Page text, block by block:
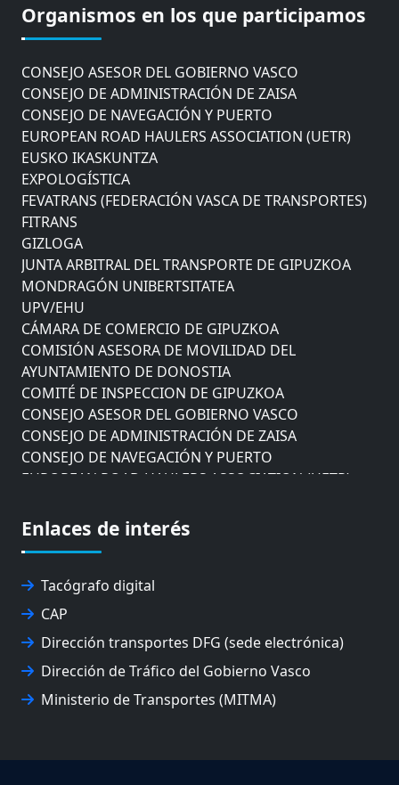
Organismos en los que participamos
AYUNTAMIENTO DE DONOSTIA
COMITÉ DE INSPECCION DE GIPUZKOA
CONSEJO ASESOR DEL GOBIERNO VASCO
CONSEJO DE ADMINISTRACIÓN DE ZAISA
CONSEJO DE NAVEGACIÓN Y PUERTO
EUROPEAN ROAD HAULERS ASSOCIATION (UETR)
EUSKO IKASKUNTZA
EXPOLOGÍSTICA
FEVATRANS (FEDERACIÓN VASCA DE TRANSPORTES)
FITRANS
GIZLOGA
JUNTA ARBITRAL DEL TRANSPORTE DE GIPUZKOA
MONDRAGÓN UNIBERTSITATEA
UPV/EHU
CÁMARA DE COMERCIO DE GIPUZKOA
COMISIÓN ASESORA DE MOVILIDAD DEL
AYUNTAMIENTO DE DONOSTIA
COMITÉ DE INSPECCION DE GIPUZKOA
CONSEJO ASESOR DEL GOBIERNO VASCO
CONSEJO DE ADMINISTRACIÓN DE ZAISA
CONSEJO DE NAVEGACIÓN Y PUERTO
EUROPEAN ROAD HAULERS ASSOCIATION (UETR)
FEVATRANS (FEDERACIÓN VASCA DE TRANSPORTES)
FITRANS
GIZLOGA
MONDRAGÓN UNIBERTSITATEA
UPV/EHU
Enlaces de interés
Tacógrafo digital
CAP
Dirección transportes DFG (sede electrónica)
Dirección de Tráfico del Gobierno Vasco
Ministerio de Transportes (MITMA)